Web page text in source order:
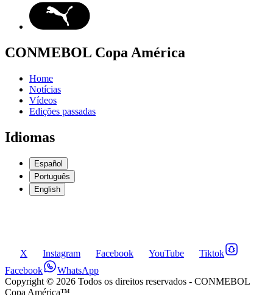
CONMEBOL Copa América
Home
Notícias
Vídeos
Edições passadas
Idiomas
Español
Português
English
X Instagram Facebook YouTube
Tiktok
Facebook
WhatsApp
Copyright © 2026 Todos os direitos reservados - CONMEBOL
Copa América™